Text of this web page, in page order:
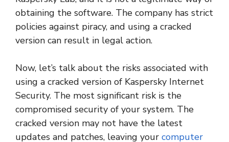
obtaining the software. The company has strict
policies against piracy, and using a cracked
version can result in legal action.
Now, let’s talk about the risks associated with
using a cracked version of Kaspersky Internet
Security. The most significant risk is the
compromised security of your system. The
cracked version may not have the latest
updates and patches, leaving your computer